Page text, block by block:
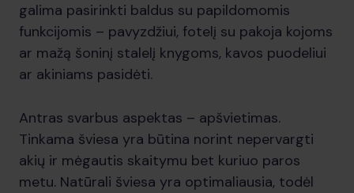
galima pasirinkti baldus su papildomomis
funkcijomis – pavyzdžiui, fotelį su pakoja kojoms
ar mažą šoninį stalelį knygoms, kavos puodeliui
ar akiniams pasidėti.
Antras svarbus aspektas – apšvietimas.
Tinkama šviesa yra būtina norint nepervargti
akių ir mėgautis skaitymu bet kuriuo paros
metu. Natūrali šviesa yra optimaliausia, todėl